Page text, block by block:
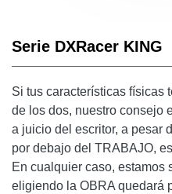
Serie DXRacer KING
Si tus características físicas
de los dos, nuestro consejo
a juicio del escritor, a pesar
por debajo del TRABAJO,
En cualquier caso, estamos
eligiendo la OBRA quedará